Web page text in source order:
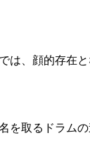
は、顔的存在
を取るドラム